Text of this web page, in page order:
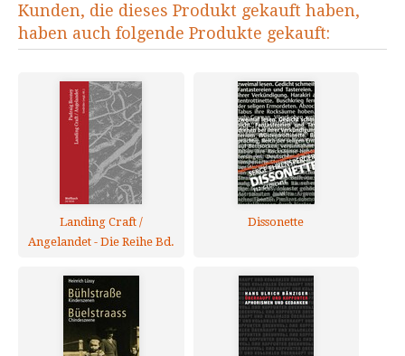
Kunden, die dieses Produkt gekauft haben,
haben auch folgende Produkte gekauft:
Landing Craft /
Angelandet - Die Reihe Bd.
Dissonette